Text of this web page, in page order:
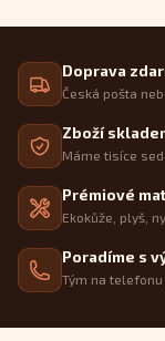
Doprava
Česká pošta
Zboží
Máme tisíce
Prémiové
Ekokůže, plyš,
Poradíme s
Tým na telefonu